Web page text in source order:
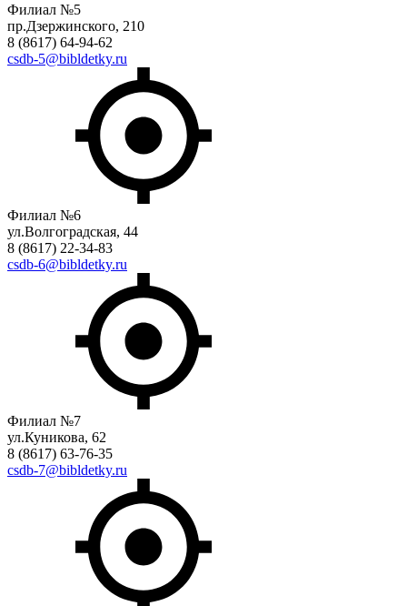
Филиал №5
пр.Дзержинского, 210
8 (8617) 64-94-62
csdb-5@bibldetky.ru
Филиал №6
ул.Волгоградская, 44
8 (8617) 22-34-83
csdb-6@bibldetky.ru
Филиал №7
ул.Куникова, 62
8 (8617) 63-76-35
csdb-7@bibldetky.ru